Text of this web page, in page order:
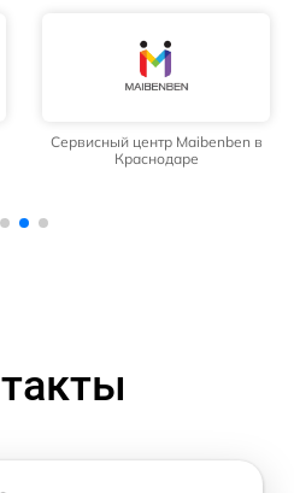
Сервисный центр Maibenben в
Краснодаре